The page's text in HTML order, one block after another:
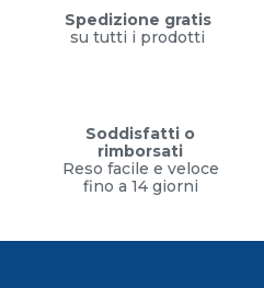
Spedizione gratis
su tutti i prodotti
Soddisfatti o
rimborsati
Reso facile e veloce
fino a 14 giorni